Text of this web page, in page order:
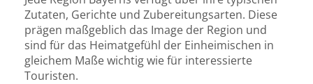
Zutaten, Gerichte und Zubereitungsarten. Diese
prägen maßgeblich das Image der Region und
sind für das Heimatgefühl der Einheimischen in
gleichem Maße wichtig wie für interessierte
Touristen.